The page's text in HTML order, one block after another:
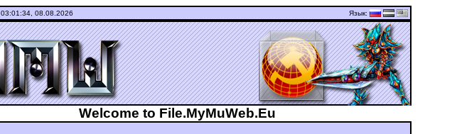
03:01:34, 08.08.2026 Язык:
Welcome to File.MyMuWeb.Eu